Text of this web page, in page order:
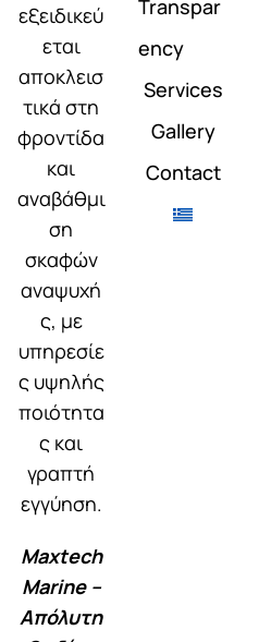
εξειδικεύ
εται
αποκλεισ
τικά στη
φροντίδα
και
αναβάθμι
ση
σκαφών
αναψυχή
ς, με
υπηρεσίε
ς υψηλής
ποιότητα
ς και
γραπτή
εγγύηση.
Maxtech
Marine –
Απόλυτη
Transpar
ency
Services
Gallery
Contact